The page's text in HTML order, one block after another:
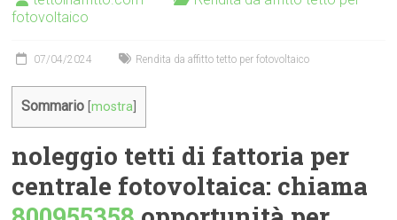
fotovoltaico
07/04/2024 Rendita da affitto tetto per fotovoltaico
Sommario [mostra
noleggio tetti di fattoria per
centrale fotovoltaica: chiama